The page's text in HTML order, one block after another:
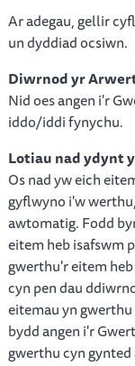
Ar adegau, gellir
un dyddiad ocsiwn.
Diwrnod yr
Nid oes angen i'r
iddo/iddi fynychu.
Lotiau nad ydynt
Os nad yw eich
gyflwyno i'w
awtomatig. Fodd
eitem heb isafswm
gwerthu'r eitem
cyn pen dau
eitemau yn
bydd angen i'r
gwerthu cyn gynted